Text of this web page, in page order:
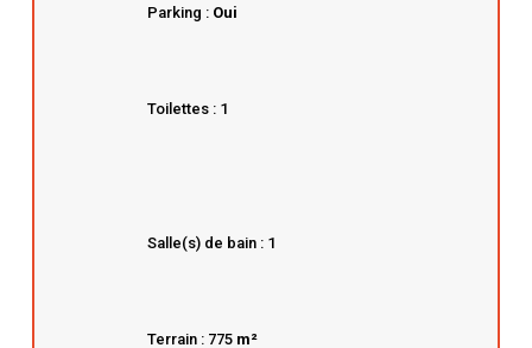
Parking : Oui
Toilettes : 1
Salle(s) de bain : 1
Terrain : 775 m²